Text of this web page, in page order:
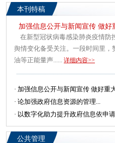
本刊特稿
加强信息公开与新闻宣传 做好
在新型冠状病毒感染肺炎疫情防
舆情变化备受关注。一段时间里，
油等正能量声...... 详细内容>>
· 加强信息公开与新闻宣传 做好重
· 论加强政府信息资源的管理...
· 以数字化助力提升政府信息依申
公共管理